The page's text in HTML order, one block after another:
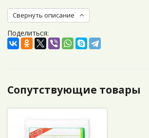
Свернуть описание
Поделиться:
Сопутствующие товары